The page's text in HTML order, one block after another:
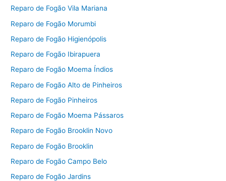
Reparo de Fogão Vila Mariana
Reparo de Fogão Morumbi
Reparo de Fogão Higienópolis
Reparo de Fogão Ibirapuera
Reparo de Fogão Moema Índios
Reparo de Fogão Alto de Pinheiros
Reparo de Fogão Pinheiros
Reparo de Fogão Moema Pássaros
Reparo de Fogão Brooklin Novo
Reparo de Fogão Brooklin
Reparo de Fogão Campo Belo
Reparo de Fogão Jardins